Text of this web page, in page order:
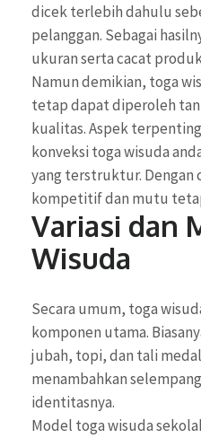
dicek terlebih dahulu
pelanggan. Sebagai
ukuran serta cacat
Namun demikian, toga
tetap dapat diperoleh
kualitas. Aspek
konveksi toga wisuda
yang terstruktur. Dengan
kompetitif dan mutu
Variasi dan
Wisuda
Secara umum, toga
komponen utama.
jubah, topi, dan tali
menambahkan
identitasnya.
Model toga wisuda